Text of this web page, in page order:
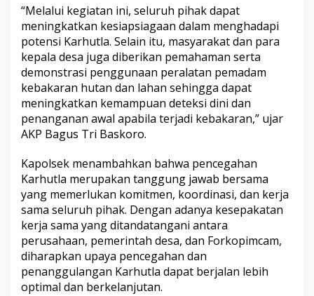
“Melalui kegiatan ini, seluruh pihak dapat
meningkatkan kesiapsiagaan dalam menghadapi
potensi Karhutla. Selain itu, masyarakat dan para
kepala desa juga diberikan pemahaman serta
demonstrasi penggunaan peralatan pemadam
kebakaran hutan dan lahan sehingga dapat
meningkatkan kemampuan deteksi dini dan
penanganan awal apabila terjadi kebakaran,” ujar
AKP Bagus Tri Baskoro.
Kapolsek menambahkan bahwa pencegahan
Karhutla merupakan tanggung jawab bersama
yang memerlukan komitmen, koordinasi, dan kerja
sama seluruh pihak. Dengan adanya kesepakatan
kerja sama yang ditandatangani antara
perusahaan, pemerintah desa, dan Forkopimcam,
diharapkan upaya pencegahan dan
penanggulangan Karhutla dapat berjalan lebih
optimal dan berkelanjutan.